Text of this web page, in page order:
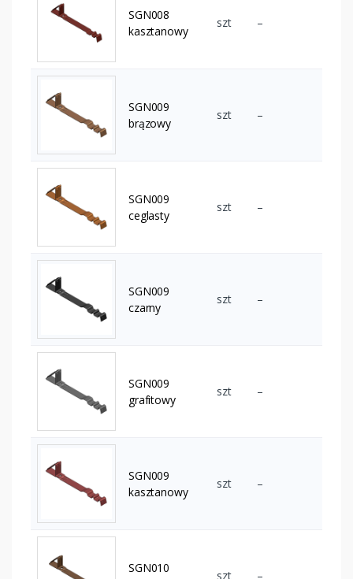
SGN008
kasztanowy
szt –
SGN009
brązowy
szt –
SGN009
ceglasty
szt –
SGN009
czarny
szt –
SGN009
grafitowy
szt –
SGN009
kasztanowy
szt –
SGN010
szt –